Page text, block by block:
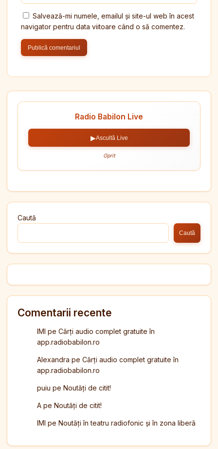
Salvează-mi numele, emailul și site-ul web în acest
navigator pentru data viitoare când o să comentez.
Radio Babilon Live
▶Ascultă Live
Oprit
Caută
Caută
Comentarii recente
IMI pe Cărți audio complet gratuite în
app.radiobabilon.ro
Alexandra pe Cărți audio complet gratuite în
app.radiobabilon.ro
puiu pe Noutăți de citit!
A pe Noutăți de citit!
IMI pe Noutăți în teatru radiofonic și în zona liberă